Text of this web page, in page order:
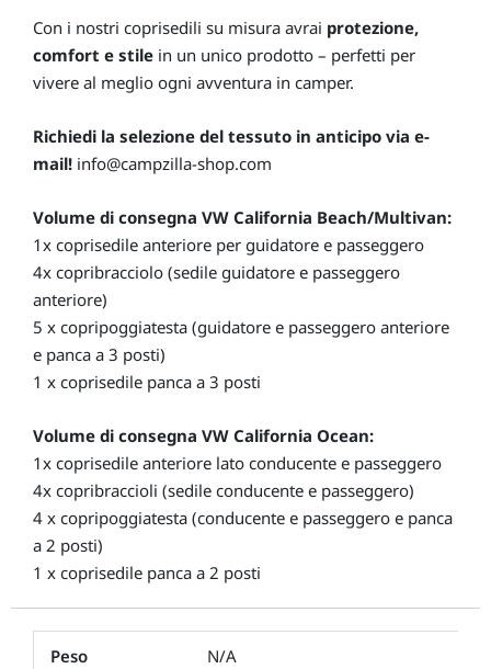
Con i nostri coprisedili su misura avrai protezione,
comfort e stile in un unico prodotto – perfetti per
vivere al meglio ogni avventura in camper.
Richiedi la selezione del tessuto in anticipo via e-
mail! info@campzilla-shop.com
Volume di consegna VW California Beach/Multivan:
1x coprisedile anteriore per guidatore e passeggero
4x copribracciolo (sedile guidatore e passeggero
anteriore)
5 x copripoggiatesta (guidatore e passeggero anteriore
e panca a 3 posti)
1 x coprisedile panca a 3 posti
Volume di consegna VW California Ocean:
1x coprisedile anteriore lato conducente e passeggero
4x copribraccioli (sedile conducente e passeggero)
4 x copripoggiatesta (conducente e passeggero e panca
a 2 posti)
1 x coprisedile panca a 2 posti
Peso N/A